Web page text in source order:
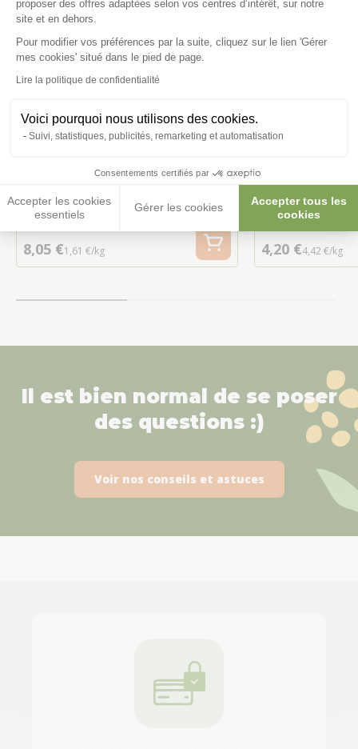
proposer des offres adaptées selon vos centres d’intérêt, sur notre
site et en dehors.
Pour modifier vos préférences par la suite, cliquez sur le lien 'Gérer
mes cookies' situé dans le pied de page.
Lire la politique de confidentialité
Voici pourquoi nous utilisons des cookies.
Suivi, statistiques, publicités, remarketing et automatisation
Consentements certifiés par
Accepter les cookies
essentiels
Gérer les cookies
Accepter tous les
cookies
Axeptio consent
Aliment Pigeon 5Kg
8,05 €1,61 €/kg
volailles
Livraison à
4,20 €4,42 €/kg
Il est bien normal de se poser
des questions :)
Voir nos conseils et astuces